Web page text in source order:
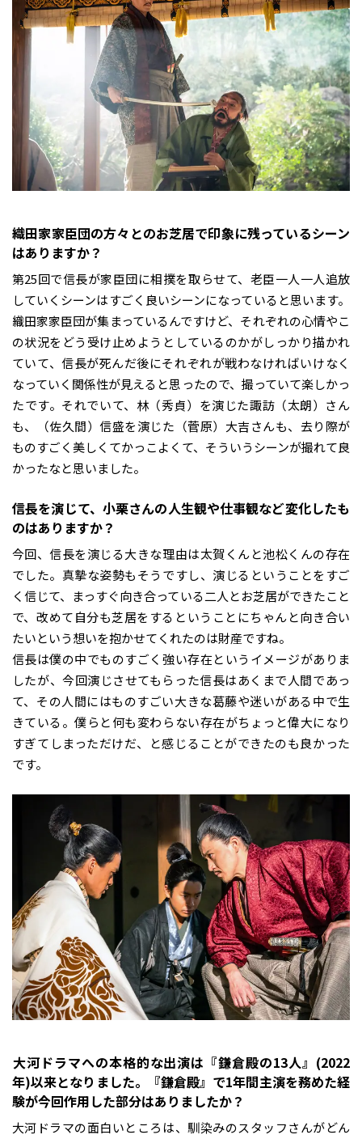
――織田家家臣団の方々とのお芝居で印象に残っているシーン
はありますか？
第25回で信長が家臣団に相撲を取らせて、老臣一人一人追放
していくシーンはすごく良いシーンになっていると思います。
織田家家臣団が集まっているんですけど、それぞれの心情やこ
の状況をどう受け止めようとしているのかがしっかり描かれ
ていて、信長が死んだ後にそれぞれが戦わなければいけなく
なっていく関係性が見えると思ったので、撮っていて楽しかっ
たです。それでいて、林（秀貞）を演じた諏訪（太朗）さん
も、（佐久間）信盛を演じた（菅原）大吉さんも、去り際が
ものすごく美しくてかっこよくて、そういうシーンが撮れて良
かったなと思いました。
――信長を演じて、小栗さんの人生観や仕事観など変化したも
のはありますか？
今回、信長を演じる大きな理由は太賀くんと池松くんの存在
でした。真摯な姿勢もそうですし、演じるということをすご
く信じて、まっすぐ向き合っている二人とお芝居ができたこと
で、改めて自分も芝居をするということにちゃんと向き合い
たいという想いを抱かせてくれたのは財産ですね。
信長は僕の中でものすごく強い存在というイメージがありま
したが、今回演じさせてもらった信長はあくまで人間であっ
て、その人間にはものすごい大きな葛藤や迷いがある中で生
きている。僕らと何も変わらない存在がちょっと偉大になり
すぎてしまっただけだ、と感じることができたのも良かった
です。
――大河ドラマへの本格的な出演は『鎌倉殿の13人』(2022
年)以来となりました。『鎌倉殿』で1年間主演を務めた経
験が今回作用した部分はありましたか？
大河ドラマの面白いところは、馴染みのスタッフさんがどん